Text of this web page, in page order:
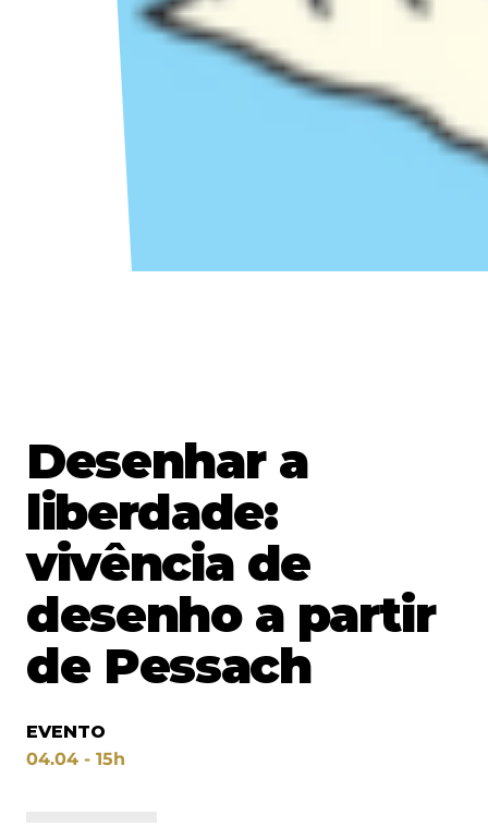
Desenhar a
liberdade:
vivência de
desenho a partir
de Pessach
EVENTO
04.04 - 15h